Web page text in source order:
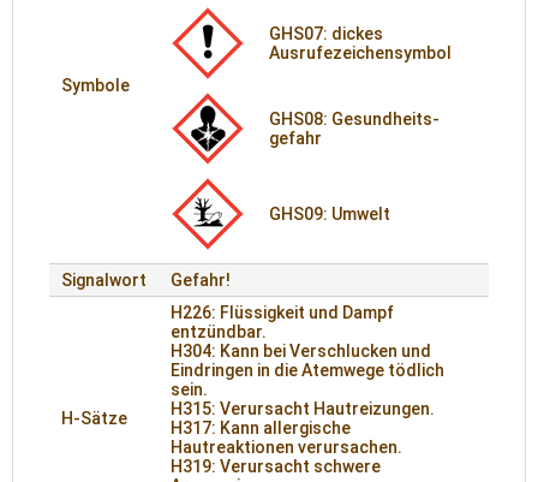
Symbole
GHS07: dickes
Ausrufezeichensymbol
GHS08: Gesund­heits­
gefahr
GHS09: Umwelt
Signalwort Gefahr!
H-Sätze
H226: Flüssigkeit und Dampf
entzündbar.
H304: Kann bei Verschlucken und
Eindringen in die Atemwege tödlich
sein.
H315: Verursacht Hautreizungen.
H317: Kann allergische
Hautreaktionen verursachen.
H319: Verursacht schwere